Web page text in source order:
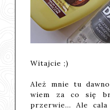
Witajcie ;)
Ależ mnie tu
wiem za co się
przerwie... Ale